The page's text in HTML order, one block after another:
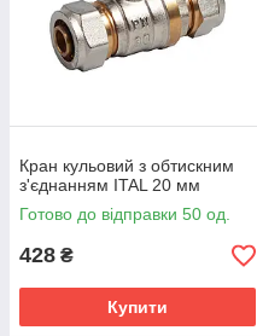
Кран кульовий з обтискним
з'єднанням ITAL 20 мм
Готово до відправки 50 од.
428 ₴
Купити